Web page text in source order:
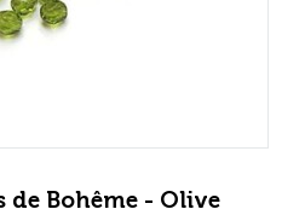
de Bohême - Olive